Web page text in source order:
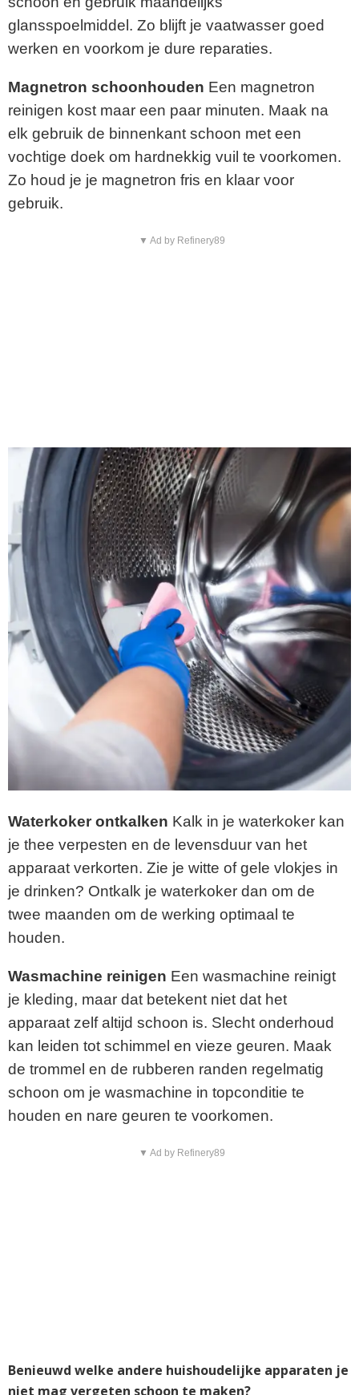
glansspoelmiddel. Zo blijft je vaatwasser goed
werken en voorkom je dure reparaties.
Magnetron schoonhouden Een magnetron
reinigen kost maar een paar minuten. Maak na
elk gebruik de binnenkant schoon met een
vochtige doek om hardnekkig vuil te voorkomen.
Zo houd je je magnetron fris en klaar voor
gebruik.
▼ Ad by Refinery89
Waterkoker ontkalken Kalk in je waterkoker kan
je thee verpesten en de levensduur van het
apparaat verkorten. Zie je witte of gele vlokjes in
je drinken? Ontkalk je waterkoker dan om de
twee maanden om de werking optimaal te
houden.
Wasmachine reinigen Een wasmachine reinigt
je kleding, maar dat betekent niet dat het
apparaat zelf altijd schoon is. Slecht onderhoud
kan leiden tot schimmel en vieze geuren. Maak
de trommel en de rubberen randen regelmatig
schoon om je wasmachine in topconditie te
houden en nare geuren te voorkomen.
▼ Ad by Refinery89
Benieuwd welke andere huishoudelijke apparaten je
niet mag vergeten schoon te maken?